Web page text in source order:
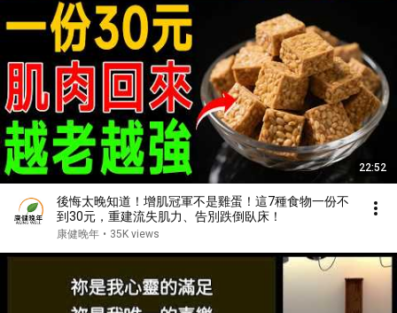
22:52
後悔太晚知道！增肌冠軍不是雞蛋！這7種食物一份不
到30元，重建流失肌力、告別跌倒臥床！
康健晚年 • 35K views